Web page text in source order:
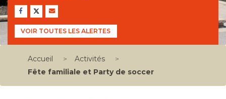
VOIR TOUTES LES ALERTES
Accueil > Activités
>
Fête familiale et Party de soccer